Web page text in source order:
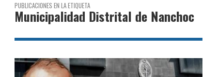
PUBLICACIONES EN LA ETIQUETA
Municipalidad Distrital de Nanchoc